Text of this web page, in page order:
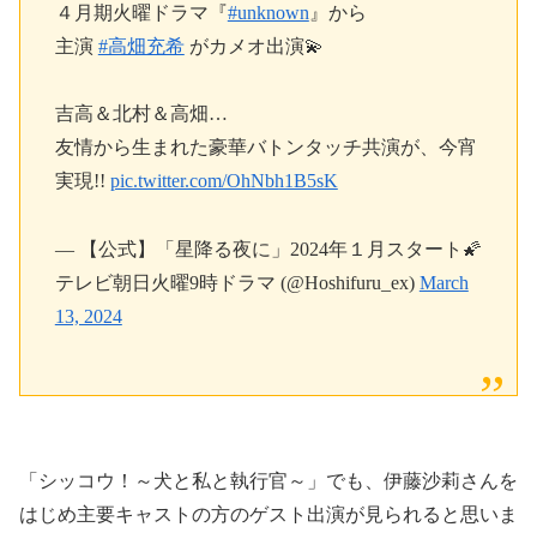
４月期火曜ドラマ『#unknown 』から
主演 #高畑充希がカメオ出演💫
吉高＆北村＆高畑…
友情から生まれた豪華バトンタッチ共演が、今宵
実現!! pic.twitter.com/OhNbh1B5sK
— 【公式】「星降る夜に」2024年１月スタート🌠
テレビ朝日火曜9時ドラマ (@Hoshifuru_ex) March
13, 2024
「シッコウ！ ～犬と私と執行官～ 」でも、伊藤沙莉さんを
はじめ主要キャストの方のゲスト出演が見られると思いま